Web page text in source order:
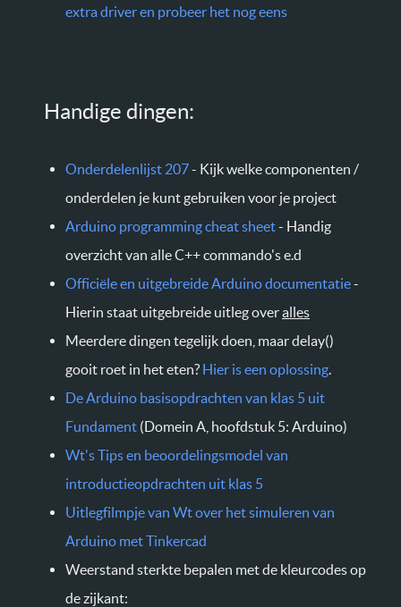
extra driver en probeer het nog eens
Handige dingen:
Onderdelenlijst 207- Kijk welke componenten /
onderdelen je kunt gebruiken voor je project
Arduino programming cheat sheet- Handig
overzicht van alle C++ commando's e.d
Officiële en uitgebreide Arduino documentatie-
Hierin staat uitgebreide uitleg overalles
Meerdere dingen tegelijk doen, maar delay()
gooit roet in het eten? Hier is een oplossing.
De Arduino basisopdrachten van klas 5 uit
Fundament (Domein A, hoofdstuk 5: Arduino)
Wt's Tips en beoordelingsmodel van
introductieopdrachten uit klas 5
Uitlegfilmpje van Wt over het simuleren van
Arduino met Tinkercad
Weerstand sterkte bepalen met de kleurcodes op
de zijkant: